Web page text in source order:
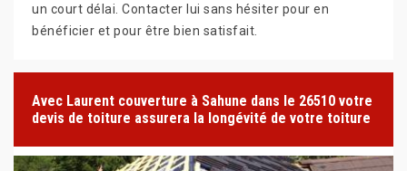
un court délai. Contacter lui sans hésiter pour en
bénéficier et pour être bien satisfait.
Avec Laurent couverture à Sahune dans le 26510 votre
devis de toiture assurera la longévité de votre toiture